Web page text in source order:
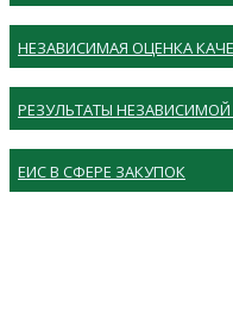
НЕЗАВИСИМАЯ ОЦЕНКА
РЕЗУЛЬТАТЫ
ЕИС В СФЕРЕ ЗАКУПОК